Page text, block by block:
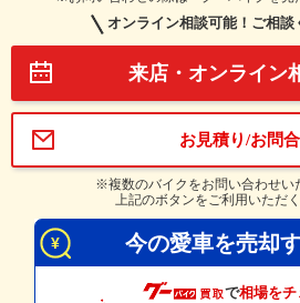
オンライン相談可能！ご相談
来店・オンライン
お見積り/お問
※複数のバイクをお問い合わせい
上記のボタンをご利用いただく
今の愛車を売却
で相場をチ